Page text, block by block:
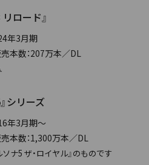
ロード』
年3月期
本数：207万本／DL
シリーズ
年3月期～
本数：1,300万本／DL
ナ5 ザ・ロイヤル』のものです